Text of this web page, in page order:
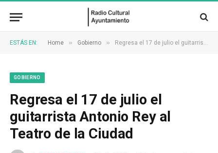
ESTÁS EN: Home » Gobierno » Regresa el 17 de julio el guitarrista Antonio Rey al Teatro de la Ciudad
GOBIERNO
Regresa el 17 de julio el
guitarrista Antonio Rey al
Teatro de la Ciudad